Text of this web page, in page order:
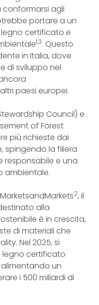
agli
portare a un
certificato e
1,3. Questo
in Italia, dove
di sviluppo nel
paesi europei.
Council) e
of Forest
più richieste dai
spingendo la filiera
responsabile e una
ambientale.
2, il
alla
è in crescita,
di materiali che
Nel 2025, si
certificato
un
i 500 miliardi di